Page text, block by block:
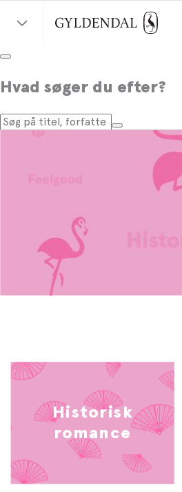
Hvad søger du efter?
Historisk
romance